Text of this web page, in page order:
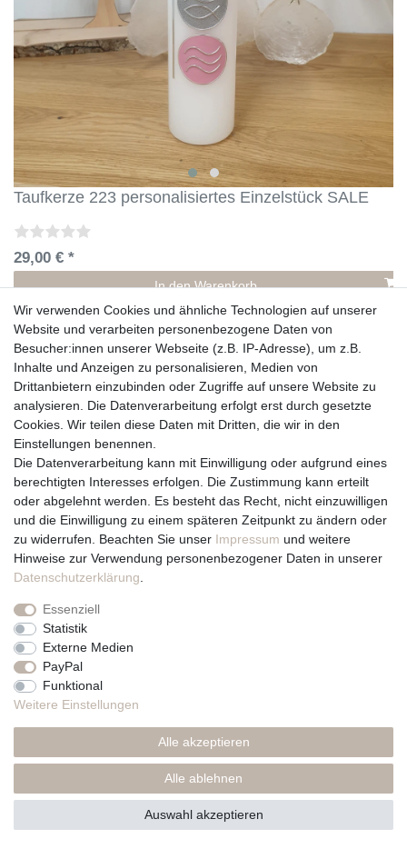
Taufkerze 223 personalisiertes Einzelstück SALE
29,00 € *
In den Warenkorb
*inkl. ges. MwSt.zzgl.Versandkosten. Ggf. Eilanfertigung
Sonderangebot
44,00 € *
In den Warenkorb
Wir verwenden Cookies und ähnliche Technologien auf unserer
Website und verarbeiten personenbezogene Daten von
Besucher:innen unserer Webseite (z.B. IP-Adresse), um z.B.
Inhalte und Anzeigen zu personalisieren, Medien von
Drittanbietern einzubinden oder Zugriffe auf unsere Website zu
analysieren. Die Datenverarbeitung erfolgt erst durch gesetzte
Cookies. Wir teilen diese Daten mit Dritten, die wir in den
Einstellungen benennen.
Die Datenverarbeitung kann mit Einwilligung oder aufgrund eines
berechtigten Interesses erfolgen. Die Zustimmung kann erteilt
oder abgelehnt werden. Es besteht das Recht, nicht einzuwilligen
und die Einwilligung zu einem späteren Zeitpunkt zu ändern oder
zu widerrufen. Beachten Sie unser Impressum und weitere
Hinweise zur Verwendung personenbezogener Daten in unserer
Daten­schutz­erklärung
Essenziell
Statistik
Externe Medien
PayPal
Funktional
Weitere Einstellungen
Alle akzeptieren
Alle ablehnen
Auswahl akzeptieren